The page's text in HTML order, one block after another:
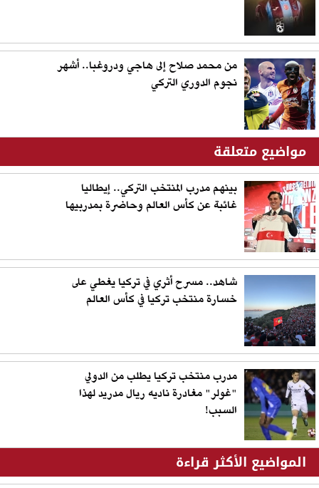
من محمد صلاح إلى هاجي ودروغبا.. أشهر
نجوم الدوري التركي
مواضيع متعلقة
بينهم مدرب المنتخب التركي.. إيطاليا
غائبة عن كأس العالم وحاضرة بمدربيها
شاهد.. مسرح أثري في تركيا يغطي على
خسارة منتخب تركيا في كأس العالم
مدرب منتخب تركيا يطلب من الدولي
"غولر" مغادرة ناديه ريال مدريد لهذا
السبب!
المواضيع الأكثر قراءة